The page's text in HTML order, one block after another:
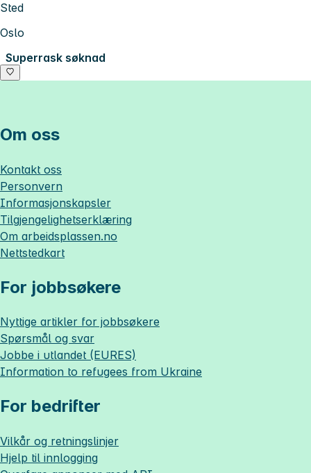
Sted
Oslo
Superrask søknad
Om oss
Kontakt oss
Personvern
Informasjonskapsler
Tilgjengelighetserklæring
Om arbeidsplassen.no
Nettstedkart
For jobbsøkere
Nyttige artikler for jobbsøkere
Spørsmål og svar
Jobbe i utlandet (EURES)
Information to refugees from Ukraine
For bedrifter
Vilkår og retningslinjer
Hjelp til innlogging